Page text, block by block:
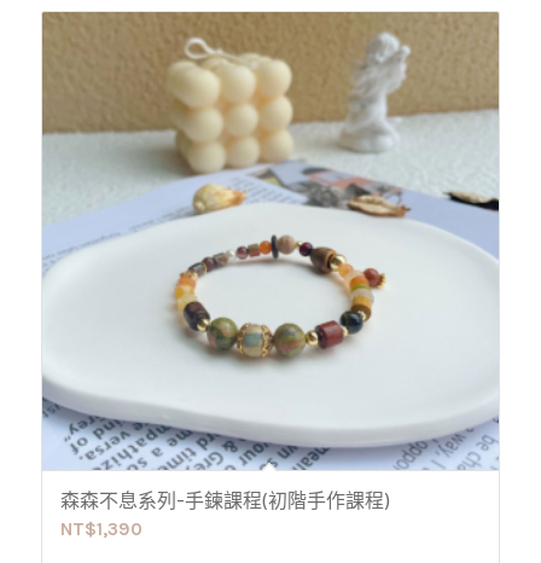
森森不息系列-手鍊課程(初階手作課程)
NT$1,390